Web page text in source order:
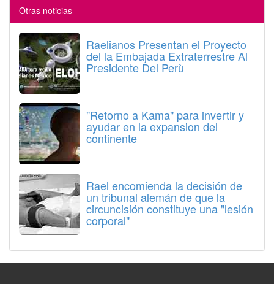
Otras noticias
Raelianos Presentan el Proyecto
del la Embajada Extraterrestre Al
Presidente Del Perù
"Retorno a Kama" para invertir y
ayudar en la expansion del
continente
Rael encomienda la decisión de
un tribunal alemán de que la
circuncisión constituye una "lesión
corporal"